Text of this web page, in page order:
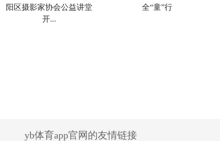
阳区摄影家协会公益讲堂
开...
全“童”行
yb体育app官网的友情链接